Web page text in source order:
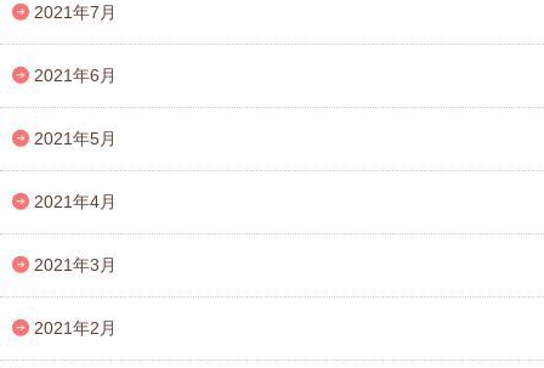
2021年7月
2021年6月
2021年5月
2021年4月
2021年3月
2021年2月